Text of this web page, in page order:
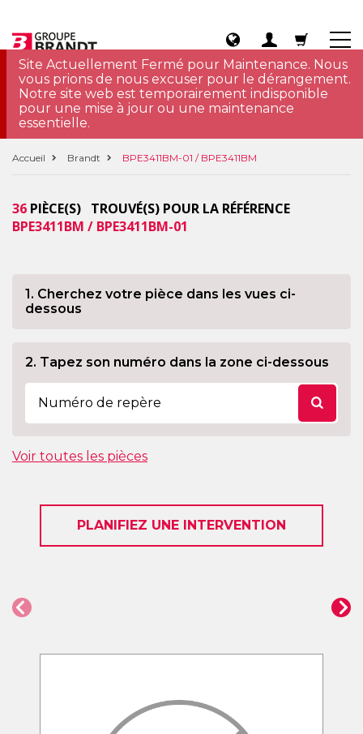
Site Actuellement Fermé pour Maintenance. Nous
vous prions de nous excuser pour le dérangement.
Notre site web est temporairement indisponible
pour une mise à jour ou une maintenance
essentielle.
Accueil Brandt BPE3411BM-01 / BPE3411BM
36 PIÈCE(S) TROUVÉ(S) POUR LA RÉFÉRENCE
BPE3411BM / BPE3411BM-01
1. Cherchez votre pièce dans les vues ci-
dessous
2. Tapez son numéro dans la zone ci-dessous
Voir toutes les pièces
PLANIFIEZ UNE INTERVENTION